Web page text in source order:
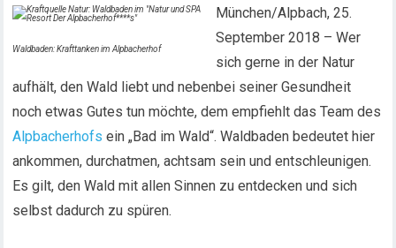
Waldbaden: Krafttanken im Alpbacherhof
München/Alpbach, 25.
September 2018 – Wer
sich gerne in der Natur
aufhält, den Wald liebt und nebenbei seiner Gesundheit
noch etwas Gutes tun möchte, dem empfiehlt das Team des
Alpbacherhofs ein „Bad im Wald“. Waldbaden bedeutet hier
ankommen, durchatmen, achtsam sein und entschleunigen.
Es gilt, den Wald mit allen Sinnen zu entdecken und sich
selbst dadurch zu spüren.